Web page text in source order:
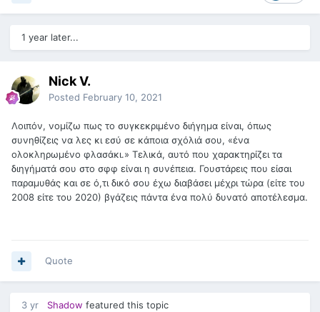
1 year later...
Nick V.
Posted February 10, 2021
Λοιπόν, νομίζω πως το συγκεκριμένο διήγημα είναι, όπως
συνηθίζεις να λες κι εσύ σε κάποια σχόλιά σου, «ένα
ολοκληρωμένο φλασάκι.» Τελικά, αυτό που χαρακτηρίζει τα
διηγήματά σου στο σφφ είναι η συνέπεια. Γουστάρεις που είσαι
παραμυθάς και σε ό,τι δικό σου έχω διαβάσει μέχρι τώρα (είτε του
2008 είτε του 2020) βγάζεις πάντα ένα πολύ δυνατό αποτέλεσμα.
Quote
3 yr Shadow featured this topic